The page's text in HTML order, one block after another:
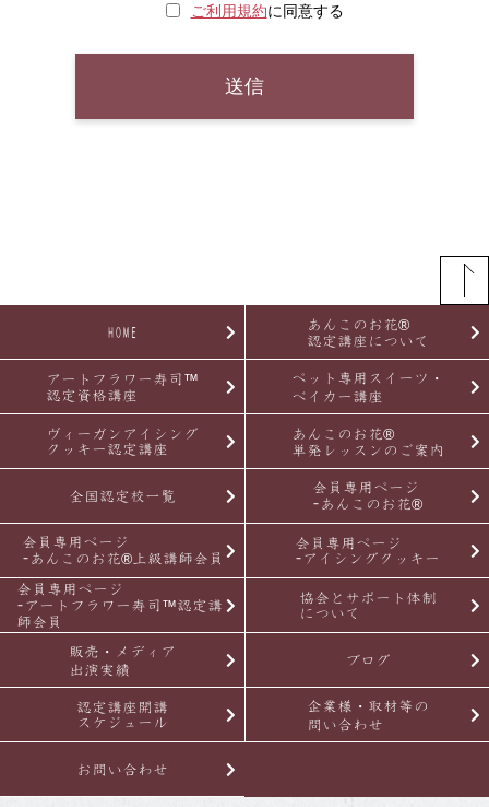
ご利用規約に同意する
HOME
あんこのお花®
認定講座について
アートフラワー寿司™
認定資格講座
ペット専用スイーツ・
ベイカー講座
ヴィーガンアイシング
クッキー認定講座
あんこのお花®
単発レッスンのご案内
全国認定校一覧
会員専用ページ
-あんこのお花®
会員専用ページ
-あんこのお花®上級講師会員
会員専用ページ
-アイシングクッキー
会員専用ページ
-アートフラワー寿司™認定講
師会員
協会とサポート体制
について
販売・メディア
出演実績
ブログ
認定講座開講
スケジュール
企業様・取材等の
問い合わせ
お問い合わせ